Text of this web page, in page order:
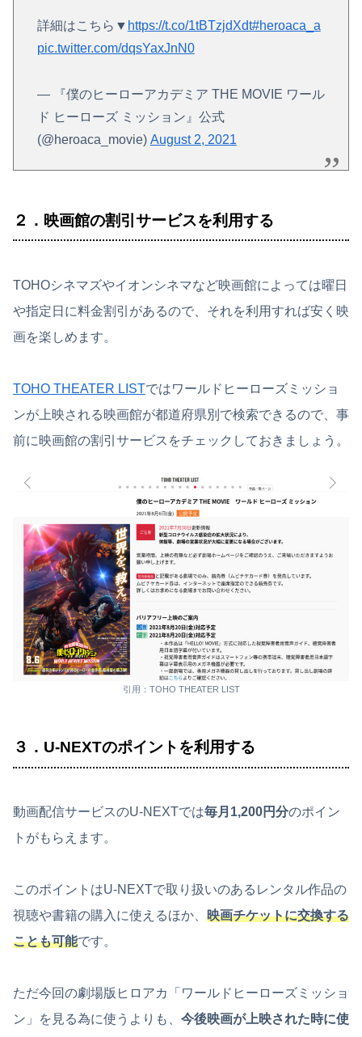
詳細はこちら▼ https://t.co/1tBTzjdXdt#heroaca_a
pic.twitter.com/dqsYaxJnN0
— 『僕のヒーローアカデミア THE MOVIE ワール
ド ヒーローズ ミッション』公式
(@heroaca_movie) August 2, 2021
２．映画館の割引サービスを利用する
TOHOシネマズやイオンシネマなど映画館によっては曜日
や指定日に料金割引があるので、それを利用すれば安く映
画を楽しめます。
TOHO THEATER LISTではワールドヒーローズミッショ
ンが上映される映画館が都道府県別で検索できるので、事
前に映画館の割引サービスをチェックしておきましょう。
引用：TOHO THEATER LIST
３．U-NEXTのポイントを利用する
動画配信サービスのU-NEXTでは毎月1,200円分のポイン
トがもらえます。
このポイントはU-NEXTで取り扱いのあるレンタル作品の
視聴や書籍の購入に使えるほか、 映画チケットに交換する
ことも可能です。
ただ今回の劇場版ヒロアカ「ワールドヒーローズミッショ
ン」を見る為に使うよりも、 今後映画が上映された時に使